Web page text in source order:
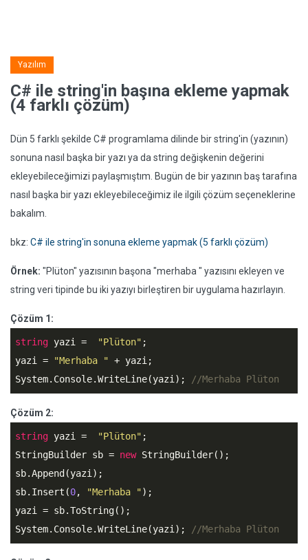
Yazılım
C# ile string'in başına ekleme yapmak
(4 farklı çözüm)
Dün 5 farklı şekilde C# programlama dilinde bir string'in (yazının)
sonuna nasıl başka bir yazı ya da string değişkenin değerini
ekleyebileceğimizi paylaşmıştım. Bugün de bir yazının baş tarafına
nasıl başka bir yazı ekleyebileceğimiz ile ilgili çözüm seçeneklerine
bakalım.
bkz: C# ile string'in sonuna ekleme yapmak (5 farklı çözüm)
Örnek: "Plüton" yazısının başona "merhaba " yazısını ekleyen ve
string veri tipinde bu iki yazıyı birleştiren bir uygulama hazırlayın.
Çözüm 1:
string yazi = "Plüton" ;
yazi =
"Merhaba " + yazi;
System.Console.WriteLine(yazi);
//Merhaba Plüton
Çözüm 2:
string yazi = "Plüton" ;
StringBuilder sb = new StringBuilder();
sb.Append(yazi);
sb.Insert(0, "Merhaba ");
yazi = sb.ToString();
System.Console.WriteLine(yazi);
//Merhaba Plüton